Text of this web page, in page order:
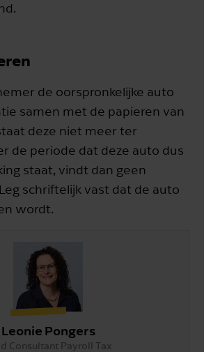
de oorspronkelijke auto
samen met de papieren van
deze niet meer ter
de periode dat deze auto dus
staat, vindt dan geen
schriftelijk vast dat de auto
wordt.
Leonie Pongers
Consultant Payroll Tax